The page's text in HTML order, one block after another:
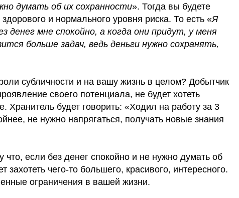
думать об их сохранности». Тогда вы будете
и нормального уровня риска. То есть «Я
денег мне спокойно, а когда они придут, у меня
больше задач, ведь деньги нужно сохранять,
субличности и на вашу жизнь в целом? Добытчик
своего потенциала, не будет хотеть
Хранитель будет говорить: «Ходил на работу за 3
не нужно напрягаться, получать новые знания
что, если без денег спокойно и не нужно думать об
чего-то большего, красивого, интересного.
ограничения в вашей жизни.